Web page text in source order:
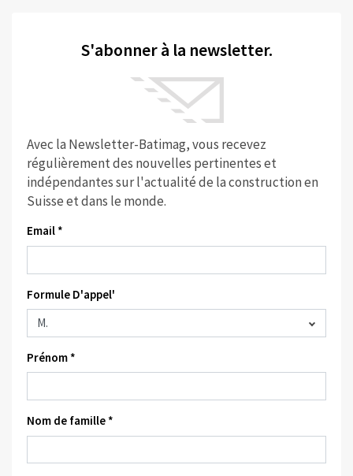
S'abonner à la newsletter.
Avec la Newsletter-Batimag, vous recevez
régulièrement des nouvelles pertinentes et
indépendantes sur l'actualité de la construction en
Suisse et dans le monde.
Email *
Formule D'appel'
Prénom *
Nom de famille *